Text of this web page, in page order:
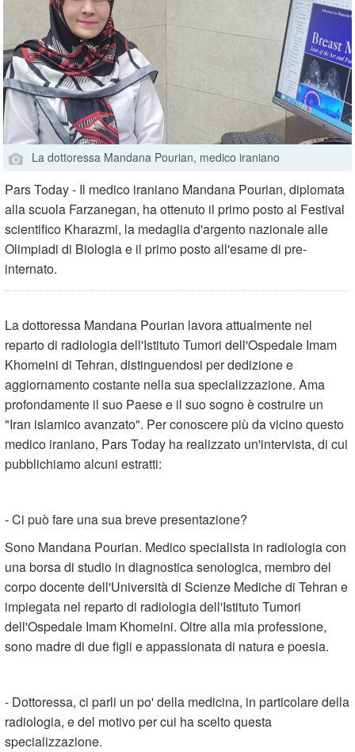
La dottoressa Mandana Pourian, medico iraniano
Pars Today - Il medico iraniano Mandana Pourian, diplomata
alla scuola Farzanegan, ha ottenuto il primo posto al Festival
scientifico Kharazmi, la medaglia d'argento nazionale alle
Olimpiadi di Biologia e il primo posto all'esame di pre-
internato.
La dottoressa Mandana Pourian lavora attualmente nel
reparto di radiologia dell'Istituto Tumori dell'Ospedale Imam
Khomeini di Tehran, distinguendosi per dedizione e
aggiornamento costante nella sua specializzazione. Ama
profondamente il suo Paese e il suo sogno è costruire un
"Iran islamico avanzato". Per conoscere più da vicino questo
medico iraniano, Pars Today ha realizzato un'intervista, di cui
pubblichiamo alcuni estratti:
- Ci può fare una sua breve presentazione?
Sono Mandana Pourian. Medico specialista in radiologia con
una borsa di studio in diagnostica senologica, membro del
corpo docente dell'Università di Scienze Mediche di Tehran e
impiegata nel reparto di radiologia dell'Istituto Tumori
dell'Ospedale Imam Khomeini. Oltre alla mia professione,
sono madre di due figli e appassionata di natura e poesia.
- Dottoressa, ci parli un po' della medicina, in particolare della
radiologia, e del motivo per cui ha scelto questa
specializzazione.